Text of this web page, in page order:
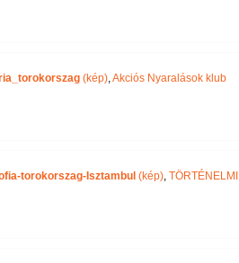
(kép),Akciós Nyaralások klub
torokorszag-Isztambul (kép),